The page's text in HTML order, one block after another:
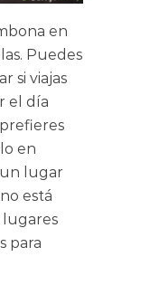
en
Puedes
si viajas
el día
en
lugar
está
para